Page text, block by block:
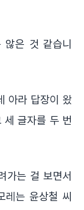
은 것 같습니
아라 답장이 왔
세 글자를 두 번
가는 걸 보면서
레는 윤상철 씨